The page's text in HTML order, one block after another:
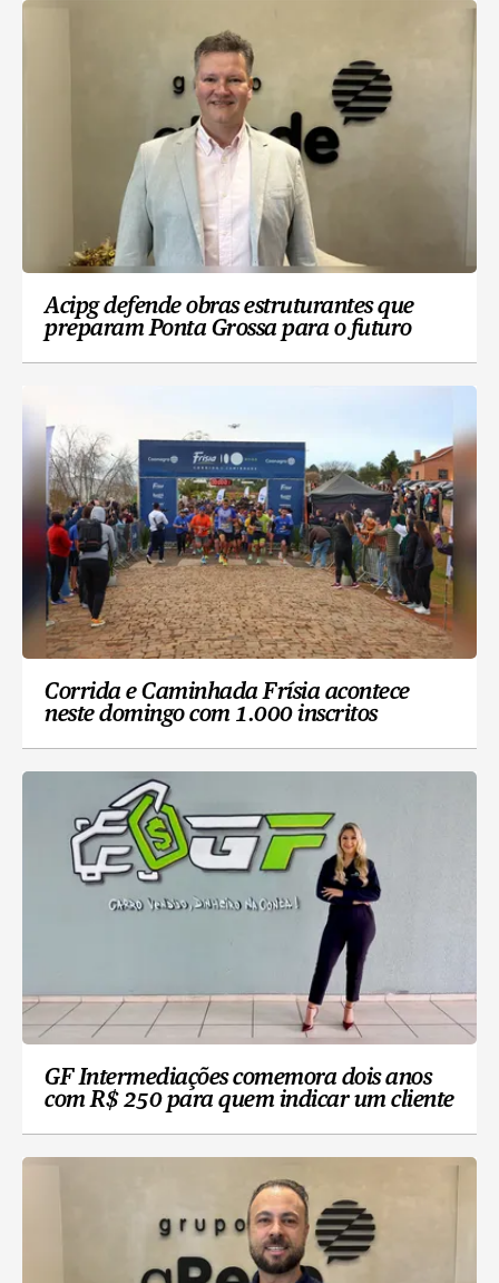
Acipg defende obras estruturantes que
preparam Ponta Grossa para o futuro
Corrida e Caminhada Frísia acontece
neste domingo com 1.000 inscritos
GF Intermediações comemora dois anos
com R$ 250 para quem indicar um cliente